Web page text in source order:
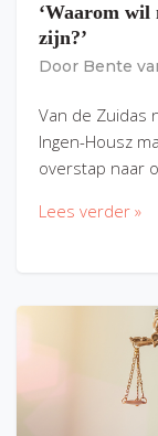
‘Waarom wil
zijn?’
Door Bente
Van de Zuidas
Ingen-Housz
overstap naar
Lees verder »